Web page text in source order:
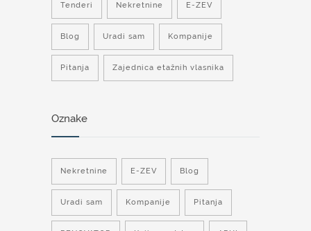
Tenderi Nekretnine E-ZEV
Blog Uradi sam Kompanije
Pitanja Zajednica etažnih vlasnika
Oznake
Nekretnine E-ZEV Blog
Uradi sam Kompanije Pitanja